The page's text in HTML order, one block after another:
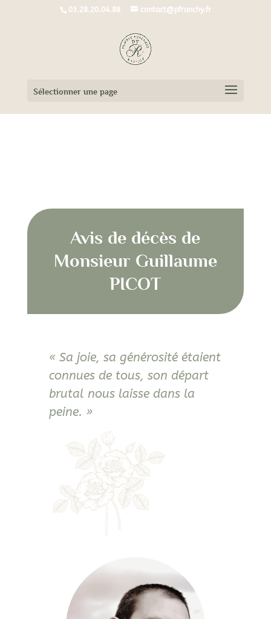
03.28.20.04.88 contact@pfranchy.fr
Sélectionner une page
Avis de décès de
Monsieur Guillaume
PICOT
« Sa joie, sa générosité étaient
connues de tous, son départ
brutal nous laisse dans la
peine. »